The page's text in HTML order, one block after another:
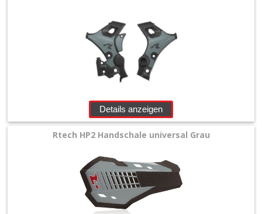
Details anzeigen
Rtech HP2 Handschale universal Grau